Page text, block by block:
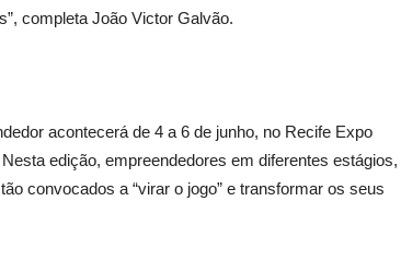
completa João Victor Galvão.
acontecerá de 4 a 6 de junho, no Recife Expo
edição, empreendedores em diferentes estágios,
convocados a “virar o jogo” e transformar os seus